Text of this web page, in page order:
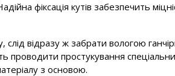
фіксація кутів забезпечить
відразу ж забрати вологою
проводити простукування
з основою.